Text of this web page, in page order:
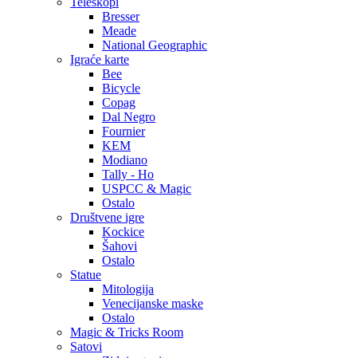
Bresser
Meade
National Geographic
Igraće karte
Bee
Bicycle
Copag
Dal Negro
Fournier
KEM
Modiano
Tally - Ho
USPCC & Magic
Ostalo
Društvene igre
Kockice
Šahovi
Ostalo
Statue
Mitologija
Venecijanske maske
Ostalo
Magic & Tricks Room
Satovi